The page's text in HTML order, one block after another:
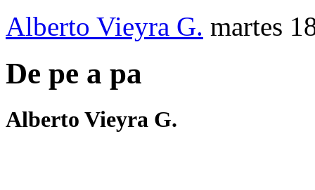
Alberto Vieyra G. martes
De pe a pa
Alberto Vieyra G.